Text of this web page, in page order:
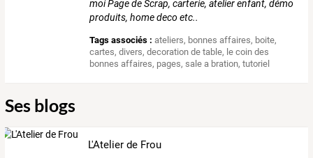
moi Page de Scrap, carterie, atelier enfant, démo
produits, home deco etc..
Tags associés : ateliers, bonnes affaires, boite,
cartes,divers,decoration de table, le coin des
bonnes affaires, pages,sale a bration,tutoriel
Ses blogs
L'Atelier de Frou